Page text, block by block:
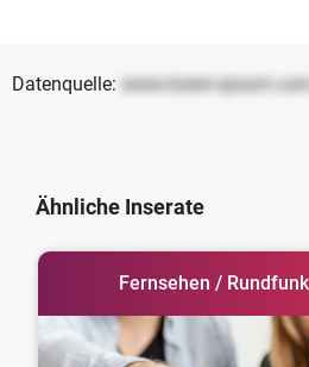
Datenquelle: www.lorem-ipsum.com
Ähnliche Inserate
Fernsehen /